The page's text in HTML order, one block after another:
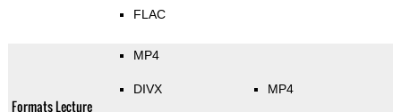
FLAC
Formats Lecture
MP4
DIVX MP4